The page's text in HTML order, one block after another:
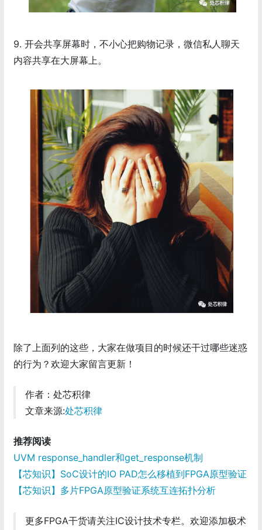
9. 开会共享屏幕时，不小心把购物记录，微信私人聊天
内容共享在大屏幕上。
除了上面列的这些，大家在做项目的时候还干过哪些迷惑
的行为？欢迎大家留言更新！
作者：处芯积律
文章来源:处芯积律
推荐阅读
UVM response_handler和get_response机制
【芯知识】SoC设计的IO PAD怎么移植到FPGA原型验证
【芯知识】多片FPGA原型验证系统互连拓扑分析
更多FPGA干货请关注IC设计技术专栏。欢迎添加极术